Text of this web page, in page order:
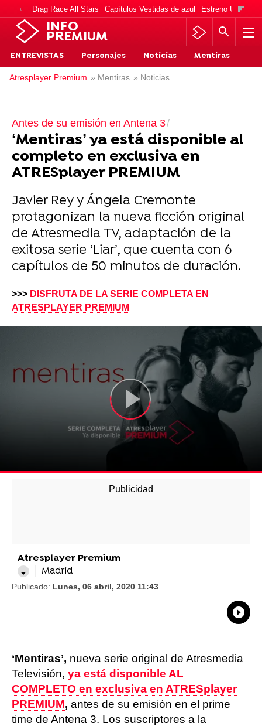
Drag Race All Stars Capítulos Vestidas de azul Estreno Una
INFO
PREMIUM
ENTREVISTAS Personajes Noticias Mentiras
Atresplayer Premium » Mentiras » Noticias
Antes de su emisión en Antena 3
‘Mentiras’ ya está disponible al
completo en exclusiva en
ATRESplayer PREMIUM
Javier Rey y Ángela Cremonte
protagonizan la nueva ficción original
de Atresmedia TV, adaptación de la
exitosa serie ‘Liar’, que cuenta con 6
capítulos de 50 minutos de duración.
>>> DISFRUTA DE LA SERIE COMPLETA EN
ATRESPLAYER PREMIUM
Atresplayer Premium
Madrid
Publicado: Lunes, 06 abril, 2020 11:43
‘Mentiras’, nueva serie original de Atresmedia
Televisión, ya está disponible AL
COMPLETO en exclusiva en ATRESplayer
PREMIUM, antes de su emisión en el prime
time de Antena 3. Los suscriptores a la